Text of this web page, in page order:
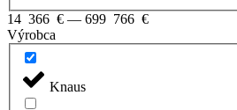
14 366 € — 699 766 €
Výrobca
Knaus